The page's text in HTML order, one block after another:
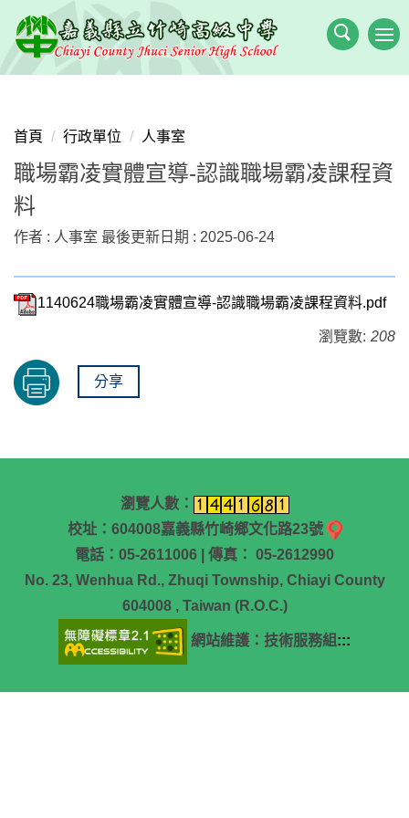
到
主
要
區
首頁 行政單位 人事室
職場霸凌實體宣導-認識職場霸凌課程資
料
作者 : 人事室 最後更新日期 : 2025-06-24
1140624職場霸凌實體宣導-認識職場霸凌課程資料.pdf
瀏覽數: 208
分享
瀏覽人數：
校址：604008嘉義縣竹崎鄉文化路23號
電話：05-2611006 | 傳真： 05-2612990
No. 23, Wenhua Rd., Zhuqi Township, Chiayi County
604008 , Taiwan (R.O.C.)
網站維護：技術服務組 :::